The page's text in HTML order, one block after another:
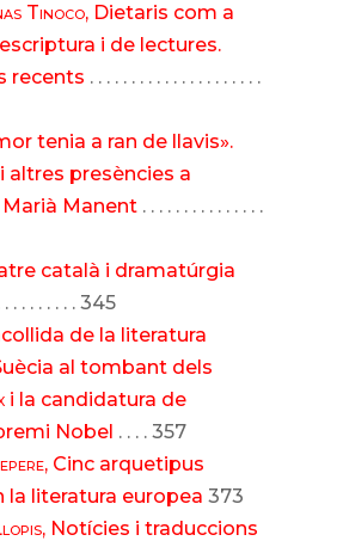
Tinoco, Dietaris com a
i de lectures.
recents . . . . . . . . . . . . . . . . . . . . .
tenia a ran de llavis».
altres presències a
Manent. . . . . . . . . . . . . . .
català i dramatúrgia
. . . . . . . . . 345
de la literatura
al tombant dels
i la candidatura de
Nobel . . . . 357
, Cinc arquetipus
la literatura europea 373
, Notícies i traduccions